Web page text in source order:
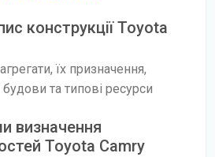
конструкції Toyota
їх призначення,
та типові ресурси
визначення
Toyota Camry